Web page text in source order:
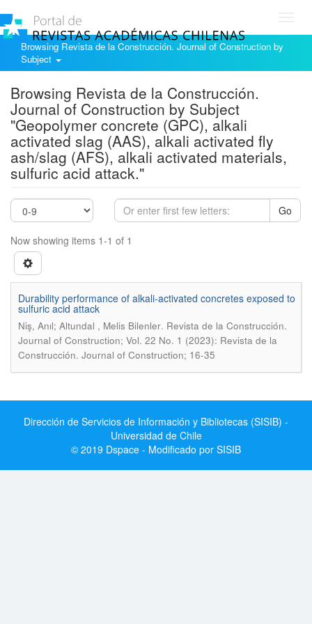
Browsing Revista de la Construcción. Journal of Construction by
Subject
Browsing Revista de la Construcción.
Journal of Construction by Subject
"Geopolymer concrete (GPC), alkali
activated slag (AAS), alkali activated fly
ash/slag (AFS), alkali activated materials,
sulfuric acid attack."
Go
Now showing items 1-1 of 1
Durability performance of alkali-activated concretes exposed to
sulfuric acid attack
Niş, Anıl; Altundal , Melis Bilenler. Revista de la Construcción.
Journal of Construction; Vol. 22 No. 1 (2023): Revista de la
Construcción. Journal of Construction; 16-35
Dirección de Servicios de Información y Bibliotecas (SISIB) -
Universidad de Chile
© 2019 Dspace - Modificado por SISIB